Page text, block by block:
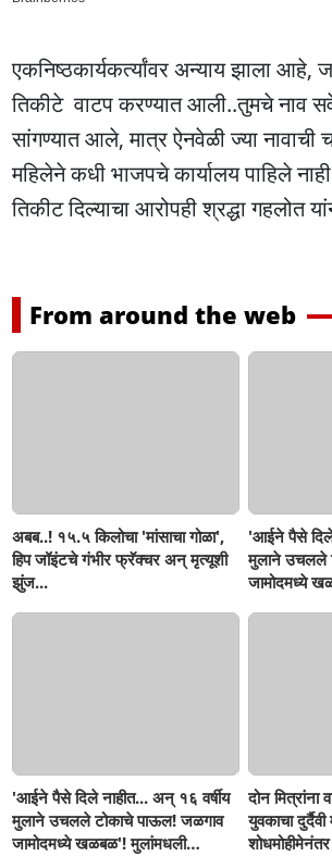
एकनिष्ठकार्यकर्त्यांवर अन्याय झाला आहे,
तिकीटे वाटप करण्यात आली..तुमचे नाव
सांगण्यात आले, मात्र ऐनवेळी ज्या नावाची
महिलेने कधी भाजपचे कार्यालय पाहिले
तिकीट दिल्याचा आरोपही श्रद्धा गहलोत
From around the web
अबब..! १५.५ किलोचा 'मांसाचा गोळा',
हिप जॉइंटचे गंभीर फ्रॅक्चर अन् मृत्यूशी
झुंज...
'आईने पैसे दिले
मुलाने उचलले
जामोदमध्ये
'आईने पैसे दिले नाहीत... अन् १६ वर्षीय
मुलाने उचलले टोकाचे पाऊल! जळगाव
जामोदमध्ये खळबळ'! मुलांमधली
दोन मित्रांना
युवकाचा